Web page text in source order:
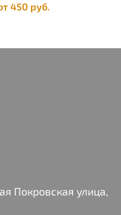
450 руб.
Покровская улица,